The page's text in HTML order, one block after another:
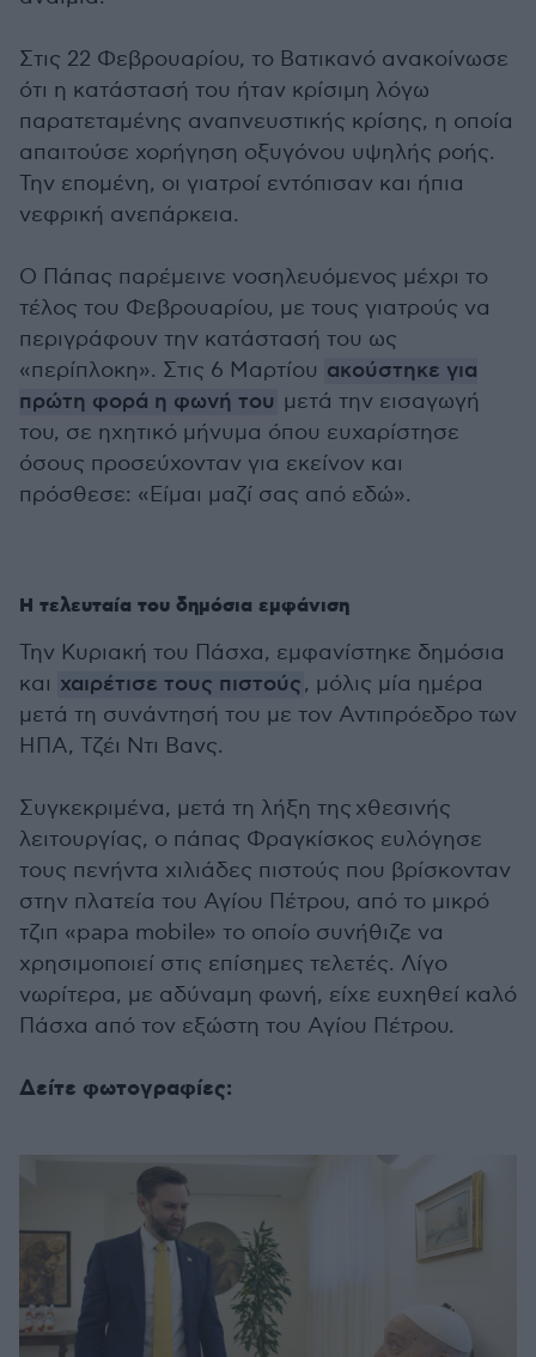
Στις 22 Φεβρουαρίου, το Βατικανό ανακοίνωσε
ότι η κατάστασή του ήταν κρίσιμη λόγω
παρατεταμένης αναπνευστικής κρίσης, η οποία
απαιτούσε χορήγηση οξυγόνου υψηλής ροής.
Την επομένη, οι γιατροί εντόπισαν και ήπια
νεφρική ανεπάρκεια.
Ο Πάπας παρέμεινε νοσηλευόμενος μέχρι το
τέλος του Φεβρουαρίου, με τους γιατρούς να
περιγράφουν την κατάστασή του ως
«περίπλοκη». Στις 6 Μαρτίου ακούστηκε για
πρώτη φορά η φωνή του μετά την εισαγωγή
του, σε ηχητικό μήνυμα όπου ευχαρίστησε
όσους προσεύχονταν για εκείνον και
πρόσθεσε: «Είμαι μαζί σας από εδώ».
Η τελευταία του δημόσια εμφάνιση
Την Κυριακή του Πάσχα, εμφανίστηκε δημόσια
και χαιρέτισε τους πιστούς, μόλις μία ημέρα
μετά τη συνάντησή του με τον Αντιπρόεδρο των
ΗΠΑ, Τζέι Ντι Βανς.
Συγκεκριμένα, μετά τη λήξη της χθεσινής
λειτουργίας, ο πάπας Φραγκίσκος ευλόγησε
τους πενήντα χιλιάδες πιστούς που βρίσκονταν
στην πλατεία του Αγίου Πέτρου, από το μικρό
τζιπ «papa mobile» το οποίο συνήθιζε να
χρησιμοποιεί στις επίσημες τελετές. Λίγο
νωρίτερα, με αδύναμη φωνή, είχε ευχηθεί καλό
Πάσχα από τον εξώστη του Αγίου Πέτρου.
Δείτε φωτογραφίες: